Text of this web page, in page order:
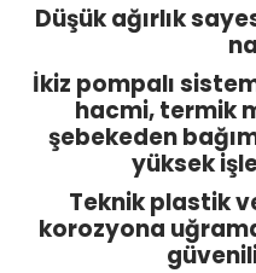
Düşük ağırlık
İkiz pompalı
hacmi, termik
şebekeden
yüksek
Teknik plastik
korozyona